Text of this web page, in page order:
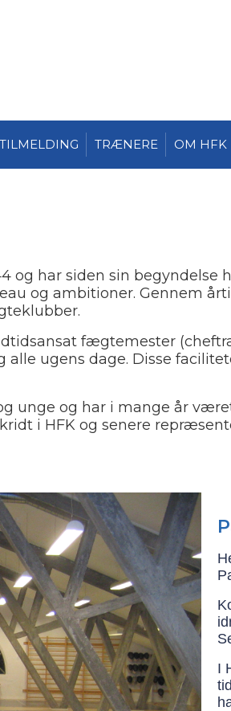
TRÆNERE OM HFK
og har siden sin
og ambitioner. Gennem
fægtemester
ugens dage. Disse
unge og har i mange år
i HFK og senere
I